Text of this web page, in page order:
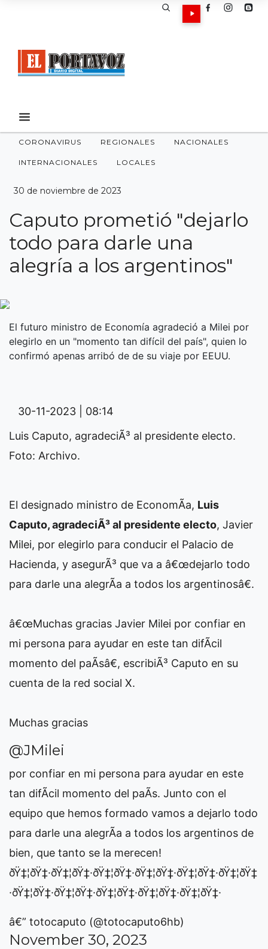
CORONAVIRUS REGIONALES NACIONALES
INTERNACIONALES LOCALES
30 de noviembre de 2023
Caputo prometió "dejarlo
todo para darle una
alegría a los argentinos"
El futuro ministro de Economía agradeció a Milei por
elegirlo en un "momento tan difícil del país", quien lo
confirmó apenas arribó de de su viaje por EEUU.
30-11-2023 | 08:14
Luis Caputo, agradeciÃ³ al presidente electo.
Foto: Archivo.
El designado ministro de EconomÃ­a, Luis
Caputo, agradeciÃ³ al presidente electo, Javier
Milei, por elegirlo para conducir el Palacio de
Hacienda, y asegurÃ³ que va a â€œdejarlo todo
para darle una alegrÃ­a a todos los argentinosâ€.
â€œMuchas gracias Javier Milei por confiar en
mi persona para ayudar en este tan difÃ­cil
momento del paÃ­sâ€, escribiÃ³ Caputo en su
cuenta de la red social X.
Muchas gracias
@JMilei
por confiar en mi persona para ayudar en este
tan difÃ­cil momento del paÃ­s. Junto con el
equipo que hemos formado vamos a dejarlo todo
para darle una alegrÃ­a a todos los argentinos de
bien, que tanto se la merecen!
ðŸ‡¦ðŸ‡·ðŸ‡¦ðŸ‡·ðŸ‡¦ðŸ‡·ðŸ‡¦ðŸ‡·ðŸ‡¦ðŸ‡·ðŸ‡¦ðŸ‡
·ðŸ‡¦ðŸ‡·ðŸ‡¦ðŸ‡·ðŸ‡¦ðŸ‡·ðŸ‡¦ðŸ‡·ðŸ‡¦ðŸ‡·
â€” totocaputo (@totocaputo6hb)
November 30, 2023